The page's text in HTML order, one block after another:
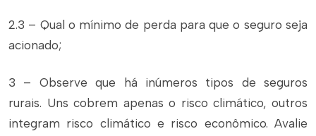
2.3 – Qual o mínimo de perda para que o seguro seja
acionado;
3 – Observe que há inúmeros tipos de seguros
rurais. Uns cobrem apenas o risco climático, outros
integram risco climático e risco econômico. Avalie